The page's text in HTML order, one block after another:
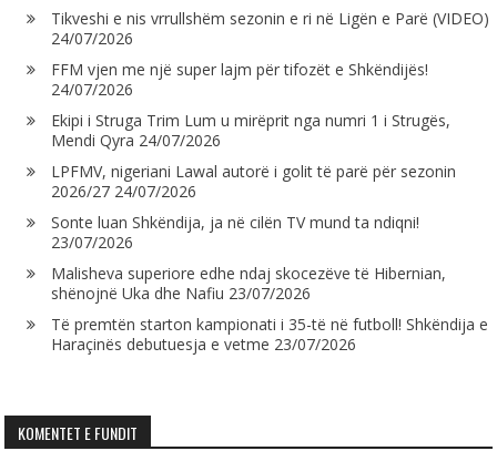
Tikveshi e nis vrrullshëm sezonin e ri në Ligën e Parë (VIDEO)
24/07/2026
FFM vjen me një super lajm për tifozët e Shkëndijës!
24/07/2026
Ekipi i Struga Trim Lum u mirëprit nga numri 1 i Strugës,
Mendi Qyra 24/07/2026
LPFMV, nigeriani Lawal autorë i golit të parë për sezonin
2026/27 24/07/2026
Sonte luan Shkëndija, ja në cilën TV mund ta ndiqni!
23/07/2026
Malisheva superiore edhe ndaj skocezëve të Hibernian,
shënojnë Uka dhe Nafiu 23/07/2026
Të premtën starton kampionati i 35-të në futboll! Shkëndija e
Haraçinës debutuesja e vetme 23/07/2026
KOMENTET E FUNDIT